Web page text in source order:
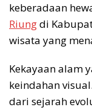
keberadaan
Riungdi
wisata yang
Kekayaan alam
keindahan
dari sejarah